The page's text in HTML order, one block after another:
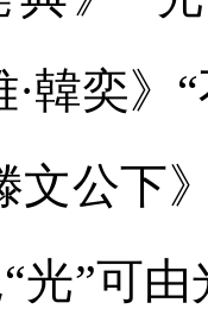
·韓奕
文公下
光”可